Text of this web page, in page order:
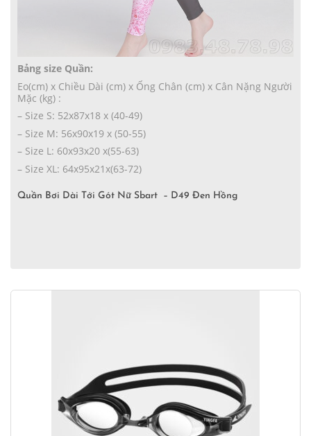
Bảng size Quần:
Eo(cm) x Chiều Dài (cm) x Ống Chân (cm) x Cân Nặng Người
Mặc (kg) :
– Size S: 52x87x18 x (40-49)
– Size M: 56x90x19 x (50-55)
– Size L: 60x93x20 x(55-63)
– Size XL: 64x95x21x(63-72)
Quần Bơi Dài Tới Gót Nữ Sbart – D49 Đen Hồng